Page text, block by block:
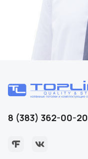
8 (383) 362-00-20